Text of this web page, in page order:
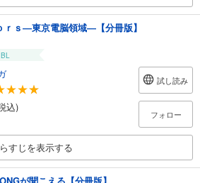
ｒｓ―東京電脳領域―【分冊版】
BL
込)
試し読み
フォロー
すじを表示する